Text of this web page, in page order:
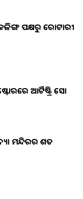
ପକ୍ଷରୁ ରୋଟାରୀ
ଆର୍ଟିଷ୍ଟ୍ରି ସୋ
ମନ୍ଦିରର ଶତ